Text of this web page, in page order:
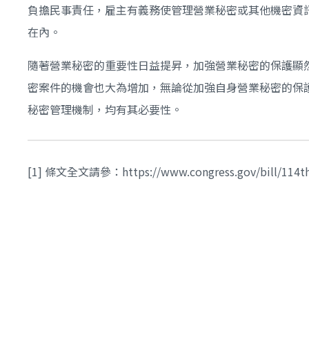
負擔民事責任，雇主有義務使管理營業秘密或其他機密
在內。
隨著營業秘密的重要性日益提昇，加強營業秘密的保護
密案件的機會也大為增加，無論從加強自身營業秘密的
秘密管理機制，均有其必要性。
[1] 條文全文請參：https://www.congress.gov/bill/